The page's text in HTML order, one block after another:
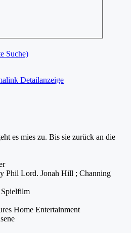
Suche)
Detailanzeige
es mies zu. Bis sie zurück an die
Phil Lord. Jonah Hill ; Channing
Home Entertainment